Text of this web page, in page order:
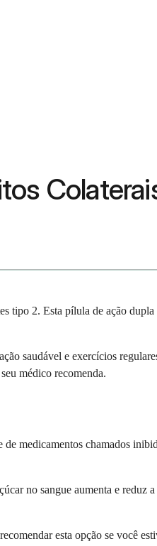
tipo 2. Esta pílula de ação
saudável e exercícios
médico recomenda.
medicamentos chamados
no sangue aumenta e reduz
esta opção se você